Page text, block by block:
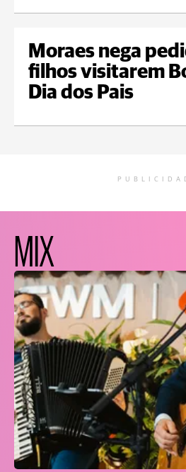
Moraes nega
filhos visitarem
Dia dos Pais
MIX